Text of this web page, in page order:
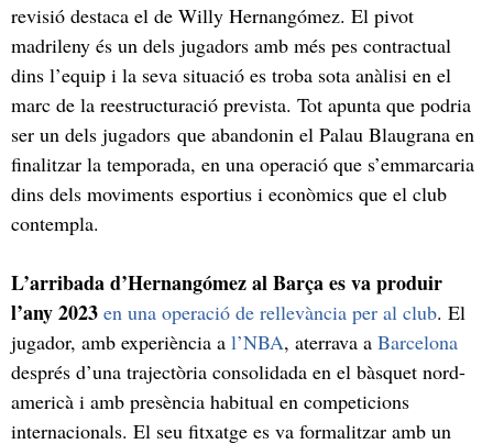
revisió destaca el de Willy Hernangómez. El pivot
madrileny és un dels jugadors amb més pes contractual
dins l’equip i la seva situació es troba sota anàlisi en el
marc de la reestructuració prevista. Tot apunta que podria
ser un dels jugadors que abandonin el Palau Blaugrana en
finalitzar la temporada, en una operació que s’emmarcaria
dins dels moviments esportius i econòmics que el club
contempla.
L’arribada d’Hernangómez al Barça es va produir
l’any 2023 en una operació de rellevància per al club. El
jugador, amb experiència a l’NBA, aterrava a Barcelona
després d’una trajectòria consolidada en el bàsquet nord-
americà i amb presència habitual en competicions
internacionals. El seu fitxatge es va formalitzar amb un